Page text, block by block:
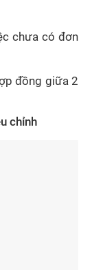
chưa có đơn
đồng giữa 2
chỉnh